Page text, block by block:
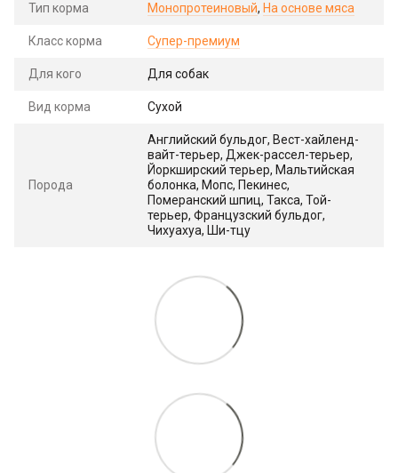
Тип корма Монопротеиновый, На основе мяса
Класс корма Супер-премиум
Для кого Для собак
Вид корма Сухой
Порода
Английский бульдог, Вест-хайленд-
вайт-терьер, Джек-рассел-терьер,
Йоркширский терьер, Мальтийская
болонка, Мопс, Пекинес,
Померанский шпиц, Такса, Той-
терьер, Французский бульдог,
Чихуахуа, Ши-тцу